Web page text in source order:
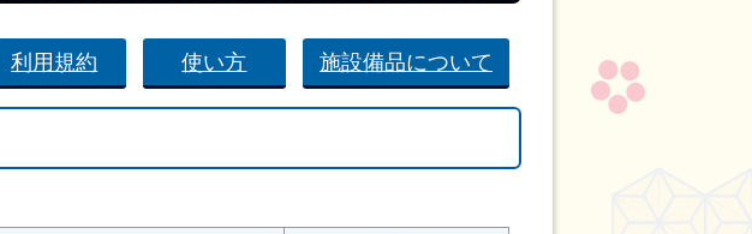
利用規約 使い方 施設備品について